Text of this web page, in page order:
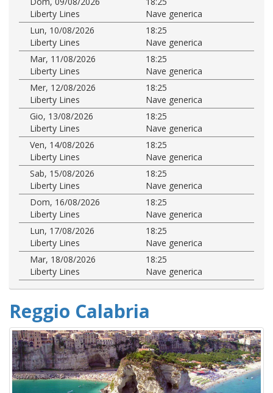
Liberty Lines
Nave generica
Lun, 10/08/2026
18:25
Liberty Lines
Nave generica
Mar, 11/08/2026
18:25
Liberty Lines
Nave generica
Mer, 12/08/2026
18:25
Liberty Lines
Nave generica
Gio, 13/08/2026
18:25
Liberty Lines
Nave generica
Ven, 14/08/2026
18:25
Liberty Lines
Nave generica
Sab, 15/08/2026
18:25
Liberty Lines
Nave generica
Dom, 16/08/2026
18:25
Liberty Lines
Nave generica
Lun, 17/08/2026
18:25
Liberty Lines
Nave generica
Mar, 18/08/2026
18:25
Liberty Lines
Nave generica
Reggio Calabria